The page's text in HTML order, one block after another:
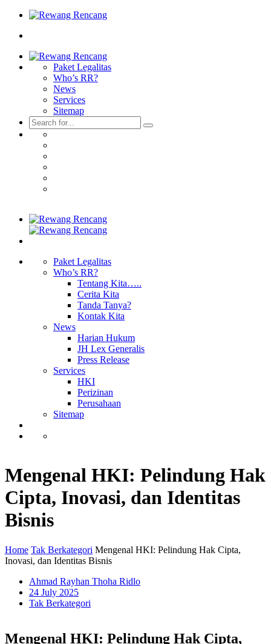
Paket Legalitas
Who’s RR?
News
Services
Sitemap
Paket Legalitas
Who’s RR?
Tentang Kita…..
Cerita Kita
Tanda Tanya?
Kontak Kita
News
Harian Hukum
JH Lex Generalis
Press Release
Services
HKI
Perizinan
Perusahaan
Sitemap
Mengenal HKI: Pelindung Hak
Cipta, Inovasi, dan Identitas
Bisnis
Home Tak Berkategori Mengenal HKI: Pelindung Hak Cipta,
Inovasi, dan Identitas Bisnis
Ahmad Rayhan Thoha Ridlo
24 July 2025
Tak Berkategori
Mengenal HKI: Pelindung Hak Cipta,